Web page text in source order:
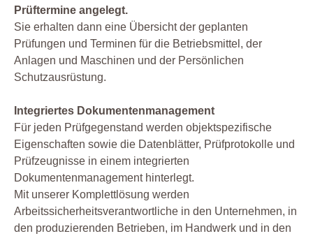
Prüftermine angelegt.
Sie erhalten dann eine Übersicht der geplanten
Prüfungen und Terminen für die Betriebsmittel, der
Anlagen und Maschinen und der Persönlichen
Schutzausrüstung.
Integriertes Dokumentenmanagement
Für jeden Prüfgegenstand werden objektspezifische
Eigenschaften sowie die Datenblätter, Prüfprotokolle und
Prüfzeugnisse in einem integrierten
Dokumentenmanagement hinterlegt.
Mit unserer Komplettlösung werden
Arbeitssicherheitsverantwortliche in den Unternehmen, in
den produzierenden Betrieben, im Handwerk und in den